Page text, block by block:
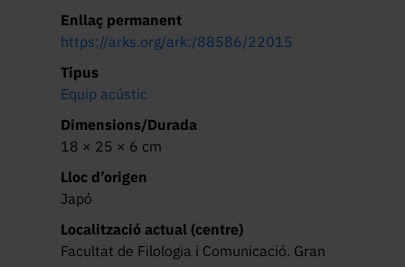
Enllaç permanent
https://arks.org/ark:/88586/22015
Tipus
Equip acústic
Dimensions/Durada
18 × 25 × 6 cm
Lloc d’origen
Japó
Localització actual (centre)
Facultat de Filologia i Comunicació. Gran